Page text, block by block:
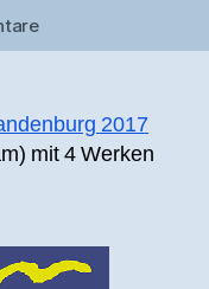
zu
Sammlung
der
Art
2017
mit 4 Werken